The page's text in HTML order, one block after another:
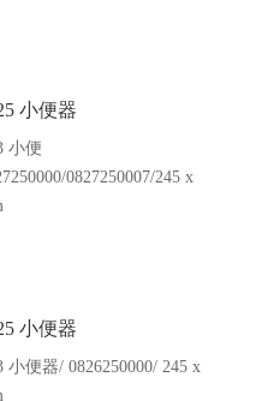
小便器
小便
0827250007/245 x
小便器
小便器/ 0826250000/ 245 x